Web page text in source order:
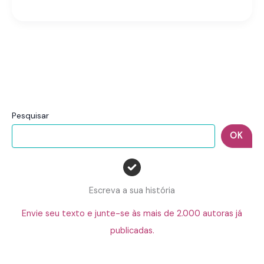
Pesquisar
OK
Escreva a sua história
Envie seu texto e junte-se às mais de 2.000 autoras já
publicadas.